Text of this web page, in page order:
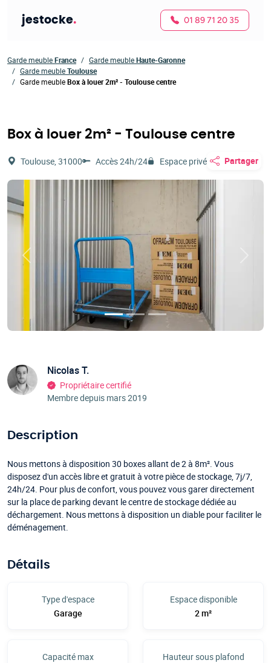
jestocke. 01 89 71 20 35
Garde meubleFrance Garde meubleHaute-Garonne
Garde meubleToulouse
Garde meubleBox à louer 2m² - Toulouse centre
Box à louer 2m² - Toulouse centre
Toulouse, 31000 Accès 24h/24 Espace privé Partager
Précédent
Nicolas T.
Propriétaire certifié
Membre depuis mars 2019
Description
Nous mettons à disposition 30 boxes allant de 2 à 8m². Vous
disposez d'un accès libre et gratuit à votre pièce de stockage, 7j/7,
24h/24. Pour plus de confort, vous pouvez vous garer directement
sur la place de parking devant le centre de stockage dédiée au
déchargement. Nous mettons à disposition un diable pour faciliter le
déménagement.
Détails
Type d'espace
Garage
Espace disponible
2 m²
Capacité max
Hauteur sous plafond